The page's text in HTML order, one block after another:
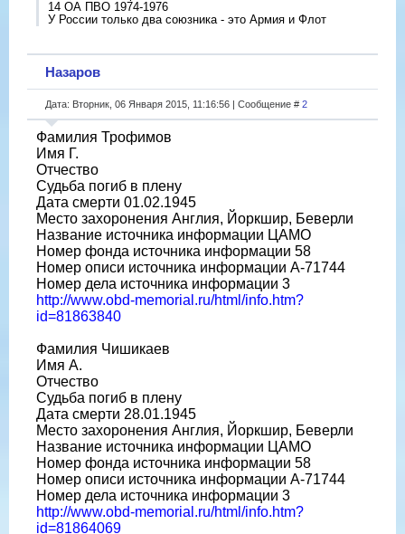
14 ОА ПВО 1974-1976
У России только два союзника - это Армия и Флот
Назаров
Дата: Вторник, 06 Января 2015, 11:16:56 | Сообщение # 2
Фамилия Трофимов
Имя Г.
Отчество
Судьба погиб в плену
Дата смерти 01.02.1945
Место захоронения Англия, Йоркшир, Беверли
Название источника информации ЦАМО
Номер фонда источника информации 58
Номер описи источника информации A-71744
Номер дела источника информации 3
http://www.obd-memorial.ru/html/info.htm?
id=81863840
Фамилия Чишикаев
Имя А.
Отчество
Судьба погиб в плену
Дата смерти 28.01.1945
Место захоронения Англия, Йоркшир, Беверли
Название источника информации ЦАМО
Номер фонда источника информации 58
Номер описи источника информации A-71744
Номер дела источника информации 3
http://www.obd-memorial.ru/html/info.htm?
id=81864069